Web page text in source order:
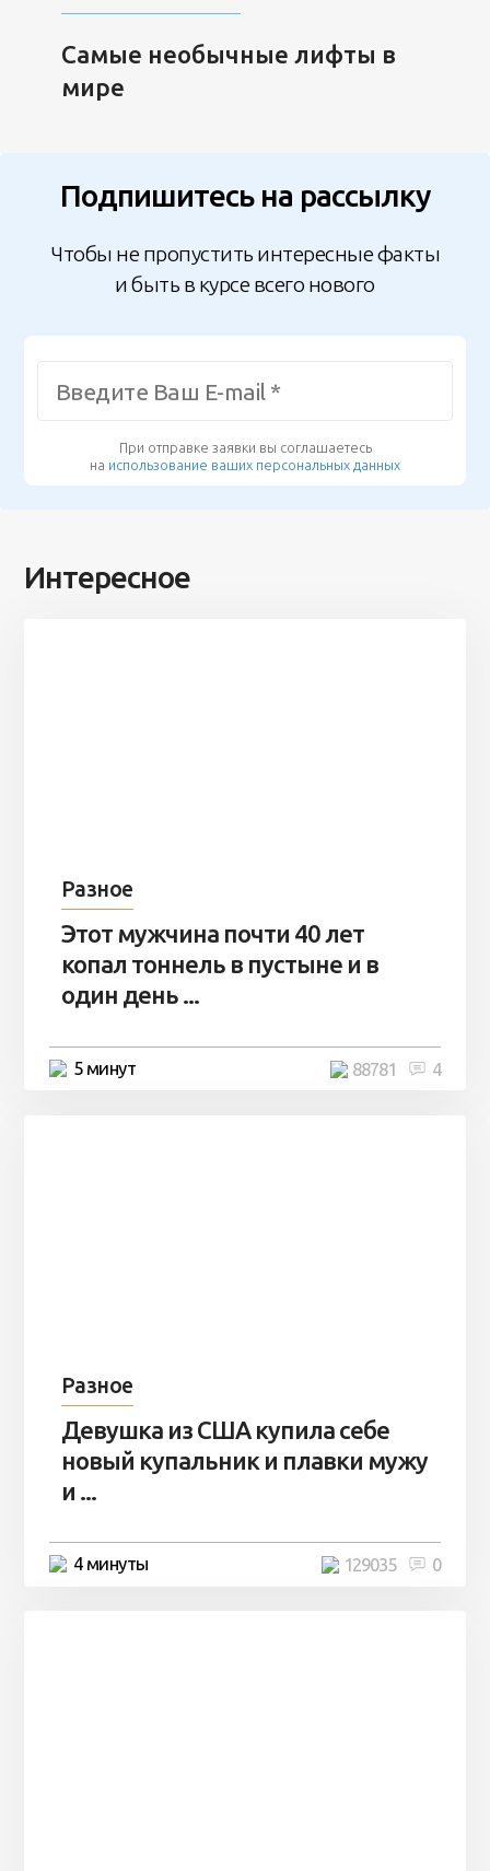
Самые необычные лифты в
мире
Подпишитесь на рассылку
Чтобы не пропустить интересные факты
и быть в курсе всего нового
При отправке заявки вы соглашаетесь
на использование ваших персональных данных
Интересное
Разное
Этот мужчина почти 40 лет
копал тоннель в пустыне и в
один день ...
5 минут 4
88781
Разное
Девушка из США купила себе
новый купальник и плавки мужу
и ...
4 минуты 0
129035